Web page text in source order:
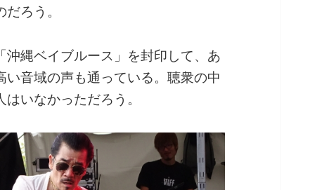
ろう。
縄ベイブルース」を封印して、あ
音域の声も通っている。聴衆の中
いなかっただろう。